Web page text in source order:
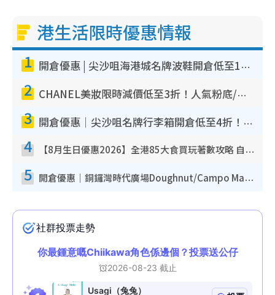
港生活限時優惠情報
1 開倉優惠 | 尖沙咀海港城名牌波鞋開倉低至1折！On鞋$899起／Joy&Peace鞋履$98起
2 CHANEL美妝限時減價低至3折！人氣粉底/唇膏/精華液低至$275！COCO香水都有平
3 開倉優惠｜尖沙咀名牌行李箱開倉低至4折！一連5日 American Tourister/ace./Hallmark $200起！
4 【8月生日優惠2026】全港85大食買玩著數攻略 自助餐/火鍋放題同行免費＋誠品/DONKI送現金券
5 開倉優惠｜銅鑼灣時代廣場Doughnut/Campo Marzio開倉低至1折！背囊、書包、手袋劈價$200起